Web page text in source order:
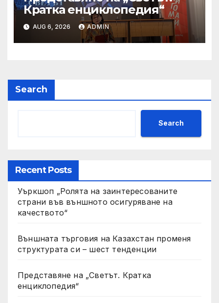
Кратка енциклопедия“
AUG 6, 2026 ADMIN
Search
Search
Recent Posts
Уъркшоп „Ролята на заинтересованите
страни във външното осигуряване на
качеството“
Външната търговия на Казахстан променя
структурата си – шест тенденции
Представяне на „Светът. Кратка
енциклопедия“